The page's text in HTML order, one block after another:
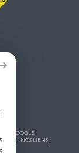
BY GOOGLE |
NOS LIENS